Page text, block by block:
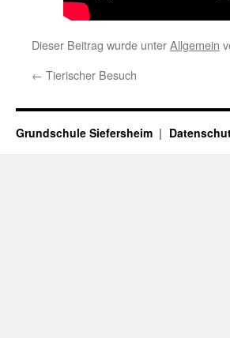
Dieser Beitrag wurde unterAllgemein
← Tierischer Besuch
Grundschule Siefersheim